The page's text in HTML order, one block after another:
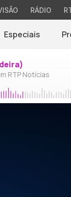
RÁDIO
Especiais
RTP Notícias